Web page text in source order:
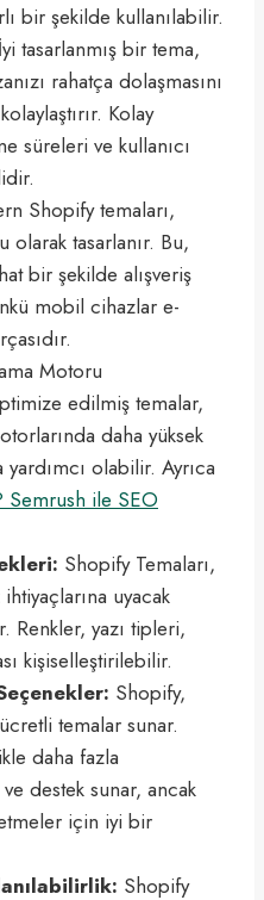
bir şekilde kullanılabilir.
İyi tasarlanmış bir tema,
rahatça dolaşmasını
Kolay
süreleri ve kullanıcı
Shopify temaları,
tasarlanır. Bu,
bir şekilde alışveriş
mobil cihazlar e-
Motoru
edilmiş temalar,
daha yüksek
yardımcı olabilir. Ayrıca
ile SEO
Shopify Temaları,
uyacak
Renkler, yazı tipleri,
kişiselleştirilebilir.
Shopify,
temalar sunar.
daha fazla
destek sunar, ancak
için iyi bir
Shopify